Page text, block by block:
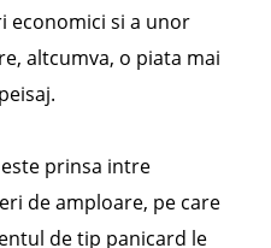
economici si a unor
altcumva, o piata mai
prinsa intre
de amploare, pe care
de tip panicard le